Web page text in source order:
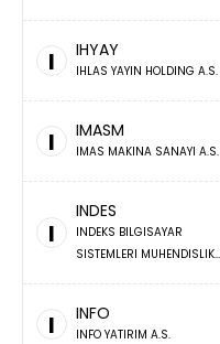
I IHYAY
IHLAS YAYIN HOLDING A.S.
I IMASM
IMAS MAKINA SANAYI A.S.
I
INDES
INDEKS BILGISAYAR
SISTEMLERI MUHENDISLIK
I INFO
INFO YATIRIM A.S.